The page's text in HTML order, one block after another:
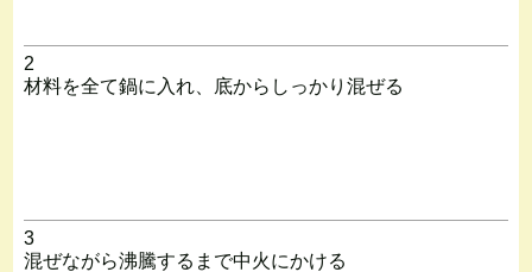
2
材料を全て鍋に入れ、底からしっかり混ぜる
3
混ぜながら沸騰するまで中火にかける